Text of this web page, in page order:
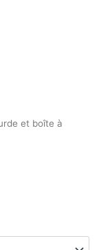
et boîte à